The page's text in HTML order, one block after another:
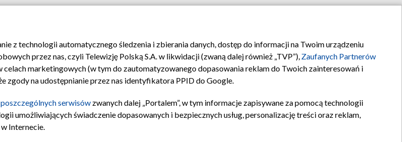
Moje zgody Pomoc Biuro reklamy Kontakt
z technologii automatycznego śledzenia i zbierania danych, dostęp do informacji na Twoim urządzeniu
przez nas, czyli Telewizję Polską S.A. w likwidacji (zwaną dalej również „TVP”), Zaufanych Partnerów
celach marketingowych (w tym do zautomatyzowanego dopasowania reklam do Twoich zainteresowań i
zgody na udostępnianie przez nas identyfikatora PPID do Google.
poszczególnych serwisów zwanych dalej „Portalem”, w tym informacje zapisywane za pomocą technologii
umożliwiających świadczenie dopasowanych i bezpiecznych usług, personalizację treści oraz reklam,
Internecie.